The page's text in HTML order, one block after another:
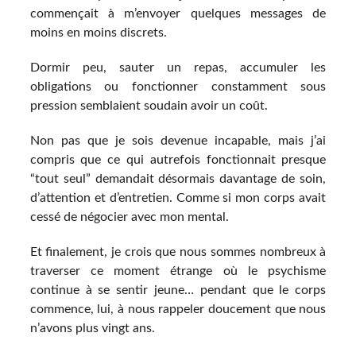
commençait à m’envoyer quelques messages de
moins en moins discrets.
Dormir peu, sauter un repas, accumuler les
obligations ou fonctionner constamment sous
pression semblaient soudain avoir un coût.
Non pas que je sois devenue incapable, mais j’ai
compris que ce qui autrefois fonctionnait presque
“tout seul” demandait désormais davantage de soin,
d’attention et d’entretien. Comme si mon corps avait
cessé de négocier avec mon mental.
Et finalement, je crois que nous sommes nombreux à
traverser ce moment étrange où le psychisme
continue à se sentir jeune… pendant que le corps
commence, lui, à nous rappeler doucement que nous
n’avons plus vingt ans.